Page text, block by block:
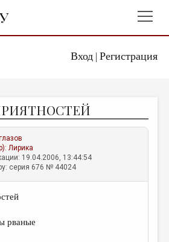
Вход| Регистрация
Лирика
19.04.2006, 13:44:54
серия 676 № 44024
рваные